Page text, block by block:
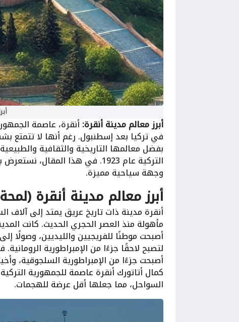
أبرز معالم مدينة أنقرة: أنقرة، عاصمة
في تركيا بعد إسطنبول. رغم أنها لا تتمتع
بفضل معالمها التاريخية والثقافية
التركية عام 1923. في هذا
وجهة سياحية مميزة.
أبرز معالم مدينة أنقرة
أنقرة مدينة ذات تاريخ عريق يمتد إلى آلاف
مأهولة منذ العصر الحجري الحديث. كانت
لتصبح لاحقًا جزءًا من الإمبراطورية
كمال أتاتورك أنقرة عاصمة للجمهورية
السواحل، مما جعلها أقل عرضة للهجمات.